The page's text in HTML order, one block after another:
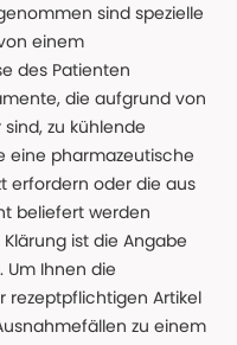
sind spezielle
einem
des Patienten
die aufgrund von
zu kühlende
eine pharmazeutische
erfordern oder die aus
beliefert werden
ist die Angabe
Ihnen die
rezeptpflichtigen Artikel
zu einem